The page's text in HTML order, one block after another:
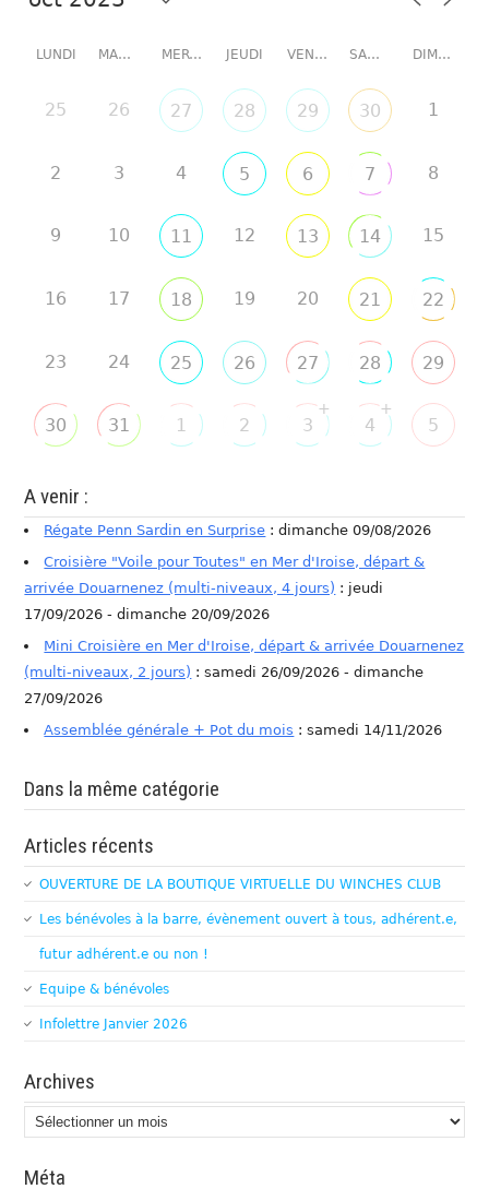
LUNDI MARDI MERCREDI JEUDI VENDREDI SAMEDI DIMANCHE
25 26 27 28 29 30 1
2 3 4 5 6 7 8
9 10 11 12 13 14 15
16 17 18 19 20 21 22
23 24 25 26 27 28 29
30 31 1 2 3
+
4
+
5
A venir :
Régate Penn Sardin en Surprise : dimanche 09/08/2026
Croisière "Voile pour Toutes" en Mer d'Iroise, départ &
arrivée Douarnenez (multi-niveaux, 4 jours) : jeudi
17/09/2026 - dimanche 20/09/2026
Mini Croisière en Mer d'Iroise, départ & arrivée Douarnenez
(multi-niveaux, 2 jours) : samedi 26/09/2026 - dimanche
27/09/2026
Assemblée générale + Pot du mois : samedi 14/11/2026
Dans la même catégorie
Articles récents
OUVERTURE DE LA BOUTIQUE VIRTUELLE DU WINCHES CLUB
Les bénévoles à la barre, évènement ouvert à tous, adhérent.e,
futur adhérent.e ou non !
Equipe & bénévoles
Infolettre Janvier 2026
Archives
Archives
Méta